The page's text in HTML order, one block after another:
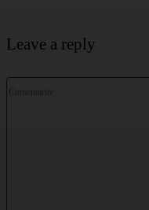
Leave a reply